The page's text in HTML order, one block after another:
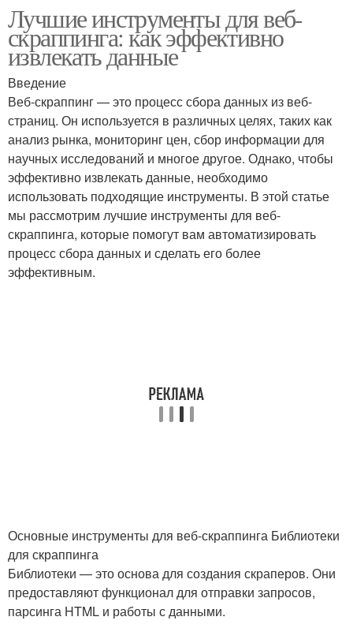
инструменты
Инструмент для веб-
скрейпинга
Инструменты для веб-
скрейпинга
Веб-скрейпинговые
инструменты
Популярные
инструменты
Ручные инструменты
Инструмент для
Лучшие инструменты для веб-
скраппинга: как эффективно
извлекать данные
Введение
Веб-скраппинг — это процесс сбора данных из веб-
страниц. Он используется в различных целях, таких как
анализ рынка, мониторинг цен, сбор информации для
научных исследований и многое другое. Однако, чтобы
эффективно извлекать данные, необходимо
использовать подходящие инструменты. В этой статье
мы рассмотрим лучшие инструменты для веб-
скраппинга, которые помогут вам автоматизировать
процесс сбора данных и сделать его более
эффективным.
Основные инструменты для веб-скраппинга Библиотеки
для скраппинга
Библиотеки — это основа для создания скраперов. Они
предоставляют функционал для отправки запросов,
парсинга HTML и работы с данными.